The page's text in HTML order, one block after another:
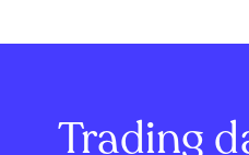
Trading